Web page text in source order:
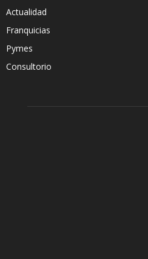
Actualidad
Franquicias
Pymes
Consultorio